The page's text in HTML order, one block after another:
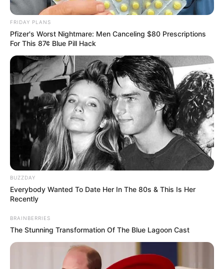
FRIDAY PLANS
Pfizer's Worst Nightmare: Men Canceling $80 Prescriptions
For This 87¢ Blue Pill Hack
BUZZDAY
Everybody Wanted To Date Her In The 80s & This Is Her
Recently
BRAINBERRIES
The Stunning Transformation Of The Blue Lagoon Cast